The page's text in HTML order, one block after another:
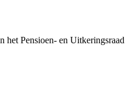
Pensioen- en Uitkeringsraad